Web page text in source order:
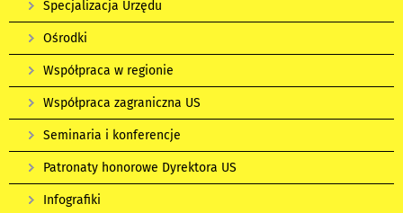
Specjalizacja Urzędu
Ośrodki
Współpraca w regionie
Współpraca zagraniczna US
Seminaria i konferencje
Patronaty honorowe Dyrektora US
Infografiki